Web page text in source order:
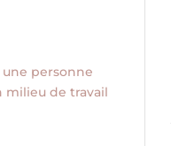
personne
milieu de travail